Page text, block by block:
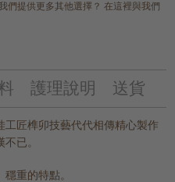
們提供更多其他選擇？ 在這裡與我們
護理說明 送貨
匠榫卯技藝代代相傳精心製作
已。
重的特點。